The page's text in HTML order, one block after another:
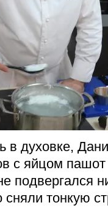
в духовке,
с яйцом
подвергался
сняли тонкую